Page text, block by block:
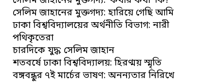
সেলিম জাহানের মুক্তগদ্য: হারিয়ে গেছি আমি
ঢাকা বিশ্ববিদ্যালয়ের অর্থনীতি বিভাগ: নারী
পথিকৃতেরা
চারদিকে যুদ্ধ: সেলিম জাহান
শতবর্ষে ঢাকা বিশ্ববিদ্যালয়: হিরণ্ময় স্মৃতি
বঙ্গবন্ধুর ৭ই মার্চের ভাষণ: অনন্যতার নিরিখে